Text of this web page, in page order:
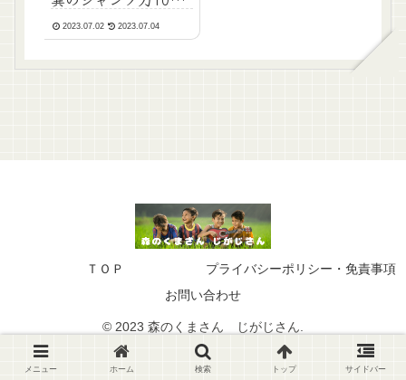
ｍ！～
2023.07.02 2023.07.04
ＴＯＰ
プライバシーポリシー・免責事項
お問い合わせ
© 2023 森のくまさん じがじさん.
メニュー ホーム 検索 トップ サイドバー